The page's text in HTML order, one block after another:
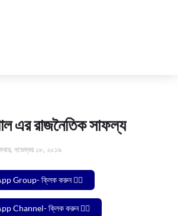
এর রাজনৈতিক সাফল্য
নভেম্বর ১৮, ২০১৯
Group- ক্লিক করুন 🙋‍♂️
Channel- ক্লিক করুন 🙋‍♂️